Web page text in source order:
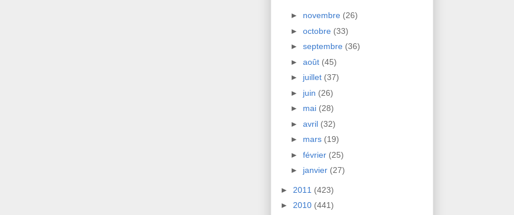
► novembre (26)
► octobre (33)
► septembre (36)
► août (45)
► juillet (37)
► juin (26)
► mai (28)
► avril (32)
► mars (19)
► février (25)
► janvier (27)
► 2011 (423)
► 2010 (441)